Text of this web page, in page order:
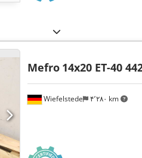
Wiefelstede ۴٬۲۸۰ km
Mefro 14x20 ET-40